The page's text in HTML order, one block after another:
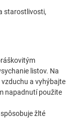
starostlivosti,
listov. Na
a vyhýbajte
napadnutí použite
žlté